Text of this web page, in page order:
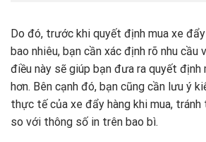
Do đó, trước khi quyết định mua xe
bao nhiêu, bạn cần xác định rõ nhu cầu
điều này sẽ giúp bạn đưa ra quyết định
hơn. Bên cạnh đó, bạn cũng cần lưu ý
thực tế của xe đẩy hàng khi mua,
so với thông số in trên bao bì.